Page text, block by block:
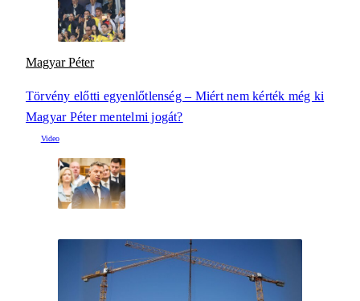
Magyar Péter
Törvény előtti egyenlőtlenség – Miért nem kérték még ki
Magyar Péter mentelmi jogát?